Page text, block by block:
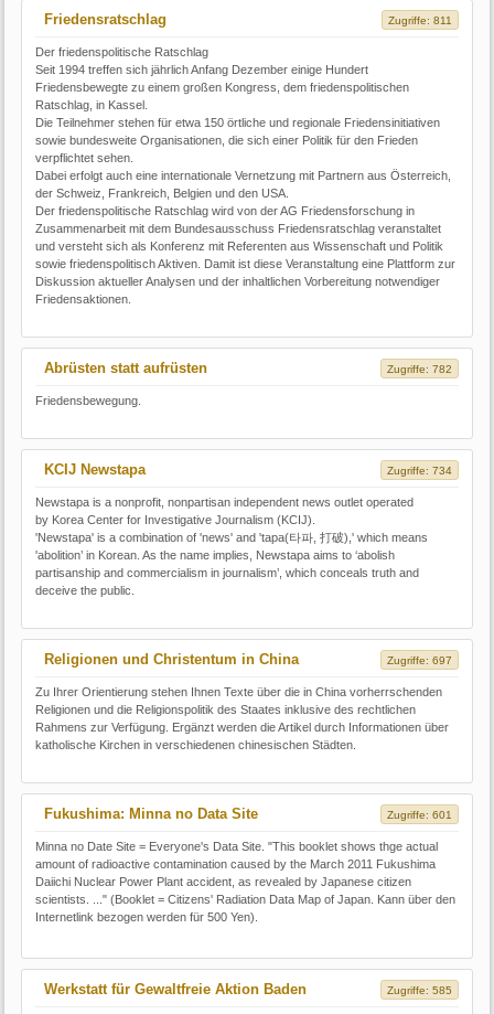
Friedensratschlag Zugriffe: 811
Der friedenspolitische Ratschlag
Seit 1994 treffen sich jährlich Anfang Dezember einige Hundert
Friedensbewegte zu einem großen Kongress, dem friedenspolitischen
Ratschlag, in Kassel.
Die Teilnehmer stehen für etwa 150 örtliche und regionale Friedensinitiativen
sowie bundesweite Organisationen, die sich einer Politik für den Frieden
verpflichtet sehen.
Dabei erfolgt auch eine internationale Vernetzung mit Partnern aus Österreich,
der Schweiz, Frankreich, Belgien und den USA.
Der friedenspolitische Ratschlag wird von der AG Friedensforschung in
Zusammenarbeit mit dem Bundesausschuss Friedensratschlag veranstaltet
und versteht sich als Konferenz mit Referenten aus Wissenschaft und Politik
sowie friedenspolitisch Aktiven. Damit ist diese Veranstaltung eine Plattform zur
Diskussion aktueller Analysen und der inhaltlichen Vorbereitung notwendiger
Friedensaktionen.
Abrüsten statt aufrüsten Zugriffe: 782
Friedensbewegung.
KCIJ Newstapa Zugriffe: 734
Newstapa is a nonprofit, nonpartisan independent news outlet operated
by Korea Center for Investigative Journalism (KCIJ).
'Newstapa' is a combination of 'news' and 'tapa(타파, 打破),' which means
'abolition’ in Korean. As the name implies, Newstapa aims to ‘abolish
partisanship and commercialism in journalism’, which conceals truth and
deceive the public.
Religionen und Christentum in China Zugriffe: 697
Zu Ihrer Orientierung stehen Ihnen Texte über die in China vorherrschenden
Religionen und die Religionspolitik des Staates inklusive des rechtlichen
Rahmens zur Verfügung. Ergänzt werden die Artikel durch Informationen über
katholische Kirchen in verschiedenen chinesischen Städten.
Fukushima: Minna no Data Site Zugriffe: 601
Minna no Date Site = Everyone's Data Site. "This booklet shows thge actual
amount of radioactive contamination caused by the March 2011 Fukushima
Daiichi Nuclear Power Plant accident, as revealed by Japanese citizen
scientists. ..." (Booklet = Citizens' Radiation Data Map of Japan. Kann über den
Internetlink bezogen werden für 500 Yen).
Werkstatt für Gewaltfreie Aktion Baden Zugriffe: 585